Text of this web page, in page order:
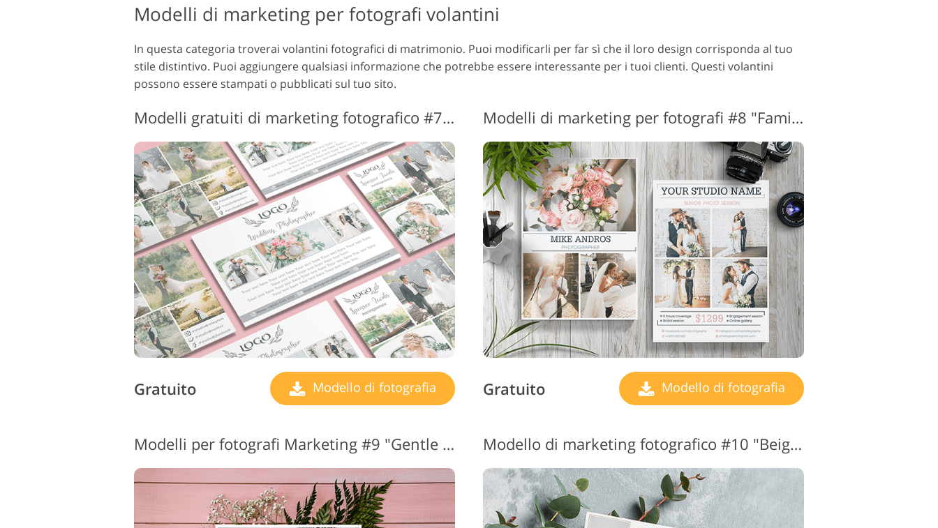
Modelli di marketing per fotografi volantini
In questa categoria troverai volantini fotografici di matrimonio. Puoi modificarli per far sì che il loro design corrisponda al tuo
stile distintivo. Puoi aggiungere qualsiasi informazione che potrebbe essere interessante per i tuoi clienti. Questi volantini
possono essere stampati o pubblicati sul tuo sito.
Modelli gratuiti di marketing fotografico #7 "Wedding Photography"
Gratuito Modello di fotografia
Modelli di marketing per fotografi #8 "Family Photography"
Gratuito Modello di fotografia
Modelli per fotografi Marketing #9 "Gentle Flyer" Modello di marketing fotografico #10 "Beige Flyer"